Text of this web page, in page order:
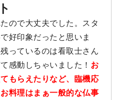
ので大丈夫でした。スタ
好印象だったと思いま
っているのは看取士さん
感動しちゃいました！ お
もらえたりなど、臨機応
料理はまぁ一般的な仏事